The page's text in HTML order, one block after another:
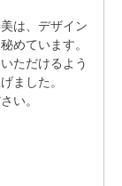
は、デザイン
めています。
ただけるよう
ました。
い。